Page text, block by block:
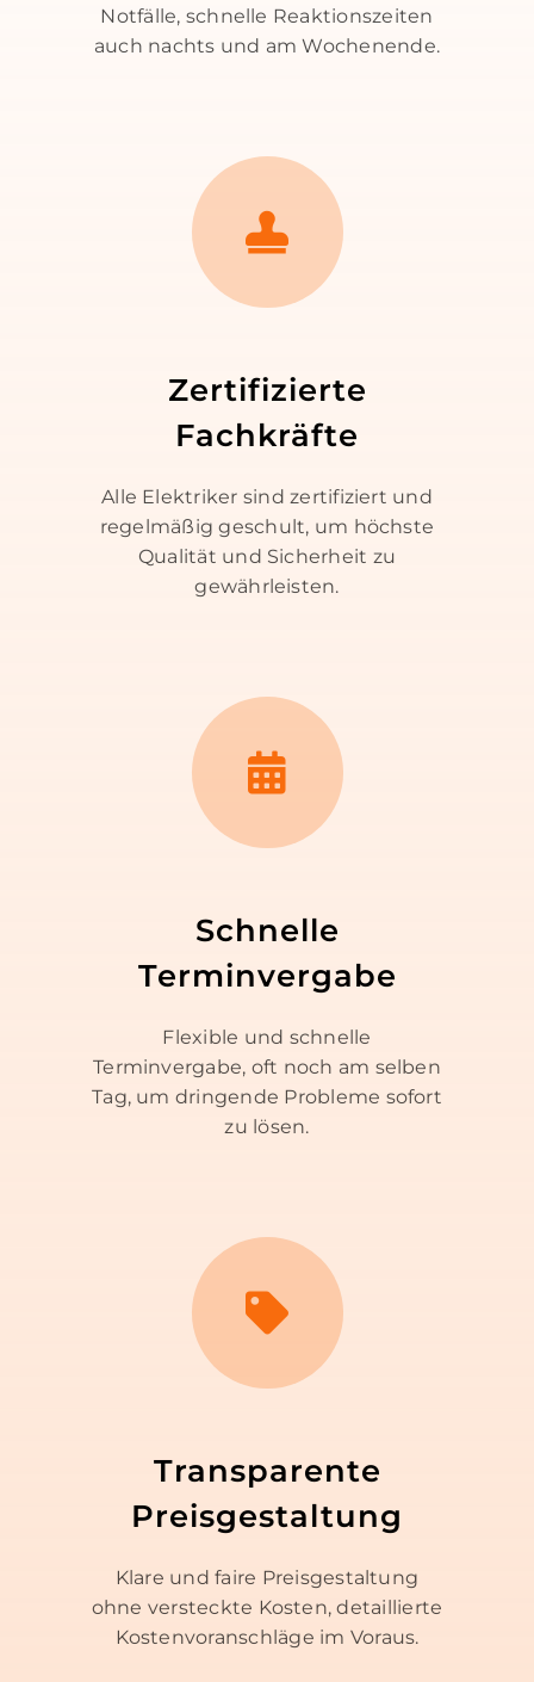
Notfälle, schnelle Reaktionszeiten
auch nachts und am Wochenende.
Zertifizierte
Fachkräfte
Alle Elektriker sind zertifiziert und
regelmäßig geschult, um höchste
Qualität und Sicherheit zu
gewährleisten.
Schnelle
Terminvergabe
Flexible und schnelle
Terminvergabe, oft noch am selben
Tag, um dringende Probleme sofort
zu lösen.
Transparente
Preisgestaltung
Klare und faire Preisgestaltung
ohne versteckte Kosten, detaillierte
Kostenvoranschläge im Voraus.